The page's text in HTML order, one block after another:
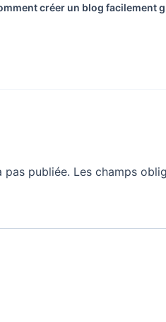
créer un blog facilement
pas publiée. Les champs